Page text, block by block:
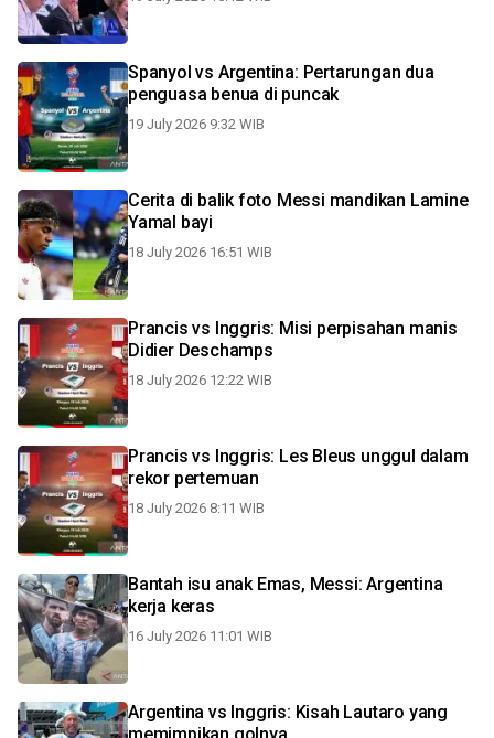
Spanyol vs Argentina: Pertarungan dua
penguasa benua di puncak
19 July 2026 9:32 WIB
Cerita di balik foto Messi mandikan Lamine
Yamal bayi
18 July 2026 16:51 WIB
Prancis vs Inggris: Misi perpisahan manis
Didier Deschamps
18 July 2026 12:22 WIB
Prancis vs Inggris: Les Bleus unggul dalam
rekor pertemuan
18 July 2026 8:11 WIB
Bantah isu anak Emas, Messi: Argentina
kerja keras
16 July 2026 11:01 WIB
Argentina vs Inggris: Kisah Lautaro yang